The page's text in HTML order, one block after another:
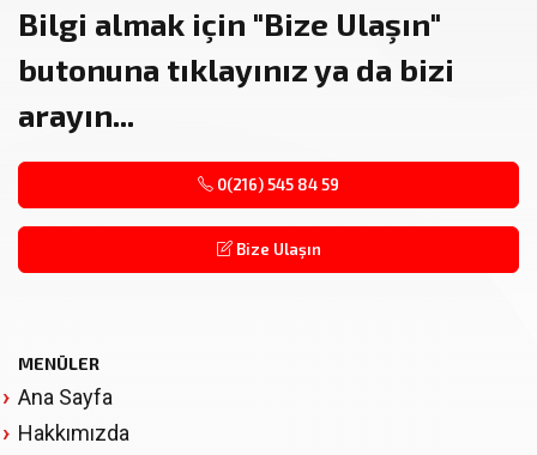
Bilgi almak için "Bize Ulaşın"
butonuna tıklayınız ya da bizi
arayın...
0(216) 545 84 59
Bize Ulaşın
MENÜLER
Ana Sayfa
Hakkımızda